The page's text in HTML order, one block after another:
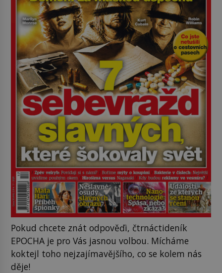
Pokud chcete znát odpověďi, čtrnáctideník
EPOCHA je pro Vás jasnou volbou. Mícháme
koktejl toho nejzajímavějšího, co se kolem nás
děje!